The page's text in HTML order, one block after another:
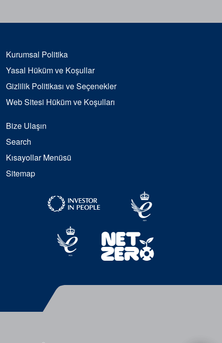
Kurumsal Politika
Yasal Hüküm ve Koşullar
Gizlilik Politikası ve Seçenekler
Web Sitesi Hüküm ve Koşulları
Bize Ulaşın
Search
Kısayollar Menüsü
Sitemap